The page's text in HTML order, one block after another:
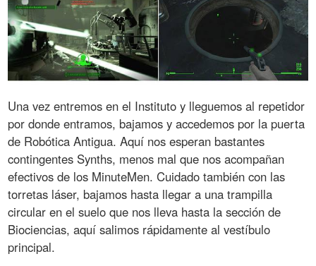
Una vez entremos en el Instituto y lleguemos al repetidor
por donde entramos, bajamos y accedemos por la puerta
de Robótica Antigua. Aquí nos esperan bastantes
contingentes Synths, menos mal que nos acompañan
efectivos de los MinuteMen. Cuidado también con las
torretas láser, bajamos hasta llegar a una trampilla
circular en el suelo que nos lleva hasta la sección de
Biociencias, aquí salimos rápidamente al vestíbulo
principal.